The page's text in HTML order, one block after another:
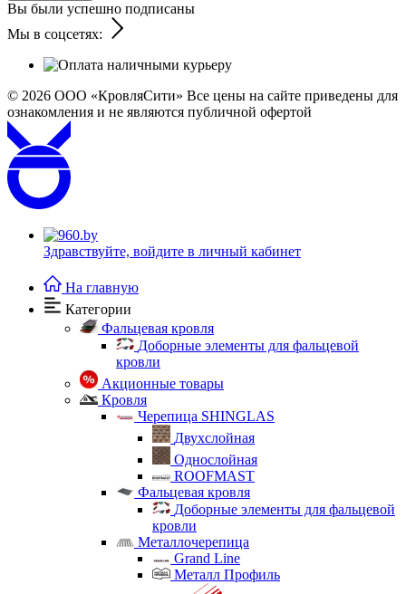
Вы были успешно подписаны
Мы в соцсетях:
© 2026 ООО «КровляСити» Все цены на сайте приведены для
ознакомления и не являются публичной офертой
Здравствуйте, войдите в личный кабинет
На главную
Категории
Фальцевая кровля
Доборные элементы для фальцевой
кровли
Акционные товары
Кровля
Черепица SHINGLAS
Двухслойная
Однослойная
ROOFMAST
Фальцевая кровля
Доборные элементы для фальцевой
кровли
Металлочерепица
Grand Line
Металл Профиль